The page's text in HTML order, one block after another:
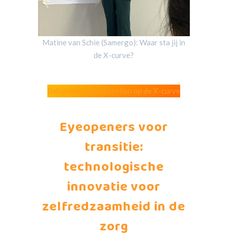
Matine van Schie (Samergo): Waar sta jij in
de X-curve?
Bekijk alle transitierollen op de X-curve
Eyeopeners voor
transitie:
technologische
innovatie voor
zelfredzaamheid in de
zorg